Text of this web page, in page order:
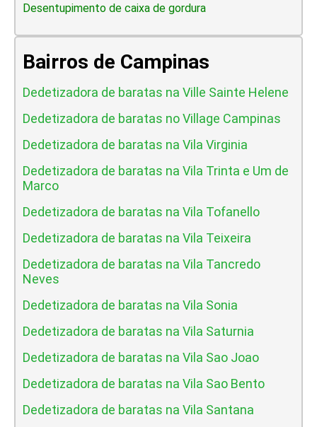
Desentupimento de caixa de gordura
Bairros de Campinas
Dedetizadora de baratas na Ville Sainte Helene
Dedetizadora de baratas no Village Campinas
Dedetizadora de baratas na Vila Virginia
Dedetizadora de baratas na Vila Trinta e Um de
Marco
Dedetizadora de baratas na Vila Tofanello
Dedetizadora de baratas na Vila Teixeira
Dedetizadora de baratas na Vila Tancredo
Neves
Dedetizadora de baratas na Vila Sonia
Dedetizadora de baratas na Vila Saturnia
Dedetizadora de baratas na Vila Sao Joao
Dedetizadora de baratas na Vila Sao Bento
Dedetizadora de baratas na Vila Santana